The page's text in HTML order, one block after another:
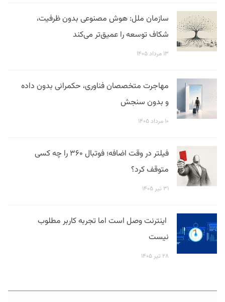
سازمان ملل: هوش مصنوعی بدون ظرفیت،
شکاف توسعه را عمیق‌تر می‌کند
۱۳ مرداد ۱۴۰۵
مهاجرت متخصصان فناوری، حکمرانی بدون داده
و بدون سنجش
۱۰ مرداد ۱۴۰۵
فیلتر در وقت اضافه؛ فوتبال ۳۶۰ را چه کسی
متوقف کرد؟
۳۱ تیر ۱۴۰۵
اینترنت وصل است اما تجربه کاربر مطلوب
نیست
۲۸ تیر ۱۴۰۵